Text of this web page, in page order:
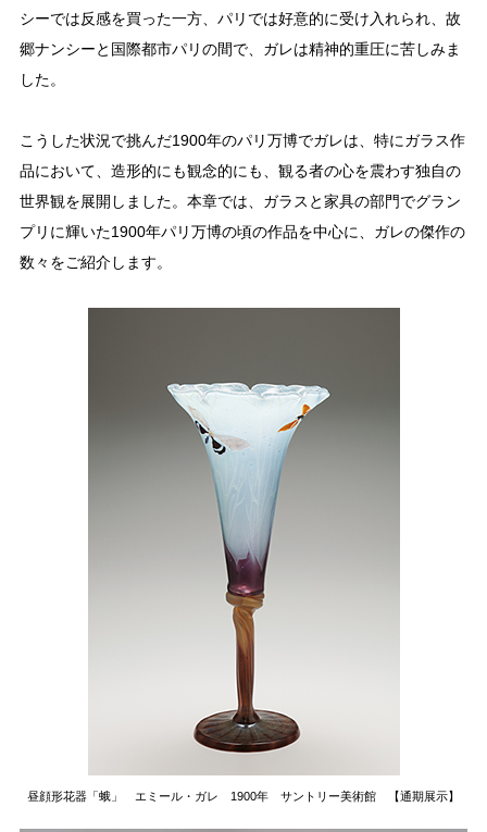
シーでは反感を買った一方、パリでは好意的に受け入れられ、故
郷ナンシーと国際都市パリの間で、ガレは精神的重圧に苦しみま
した。
こうした状況で挑んだ1900年のパリ万博でガレは、特にガラス作
品において、造形的にも観念的にも、観る者の心を震わす独自の
世界観を展開しました。本章では、ガラスと家具の部門でグラン
プリに輝いた1900年パリ万博の頃の作品を中心に、ガレの傑作の
数々をご紹介します。
昼顔形花器「蛾」 エミール・ガレ 1900年 サントリー美術館 【通期展示】